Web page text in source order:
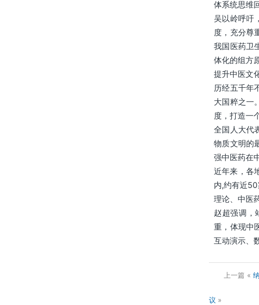
体系统思维
吴以岭呼吁
度，充分尊
我国医药卫
体化的组方
提升中医文
历经五千年
大国粹之一
度，打造一
全国人大代
物质文明的
强中医药在
近年来，各
内,约有近
理论、中医
赵超强调，
重，体现中
互动演示、
上一篇 «
议 »